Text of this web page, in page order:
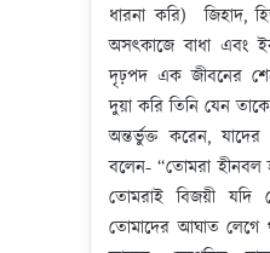
ধারনা করি) জিহাদ,
অসৎকাজে বাধা এবং
দৃঢ়পদ এক জীবনের
দুয়া করি তিনি যেন
অন্তর্ভুক্ত করেন,
বলেন- “তোমরা
তোমরাই বিজয়ী যদি
তোমাদের আঘাত